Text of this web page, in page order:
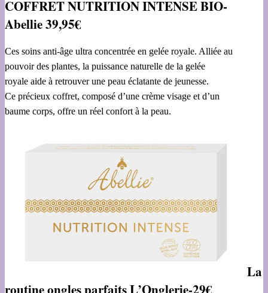
COFFRET NUTRITION INTENSE BIO-
Abellie 39,95€
Ces soins anti-âge ultra concentrée en gelée royale. Alliée au
pouvoir des plantes, la puissance naturelle de la gelée
royale aide à retrouver une peau éclatante de jeunesse.
Ce précieux coffret, composé d’une crème visage et d’un
baume corps, offre un réel confort à la peau.
La
routine ongles parfaits L’Onglerie-29€